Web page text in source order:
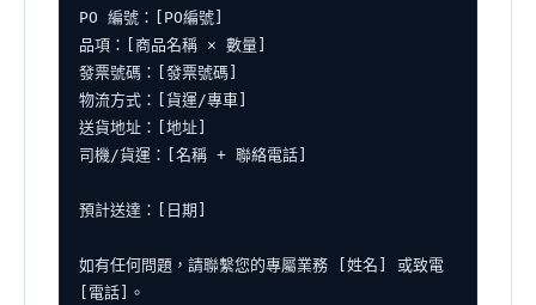
PO 編號：[PO編號]
品項：[商品名稱 × 數量]
發票號碼：[發票號碼]
物流方式：[貨運/專車]
送貨地址：[地址]
司機/貨運：[名稱 + 聯絡電話]
預計送達：[日期]
如有任何問題，請聯繫您的專屬業務 [姓名] 或致電
[電話]。